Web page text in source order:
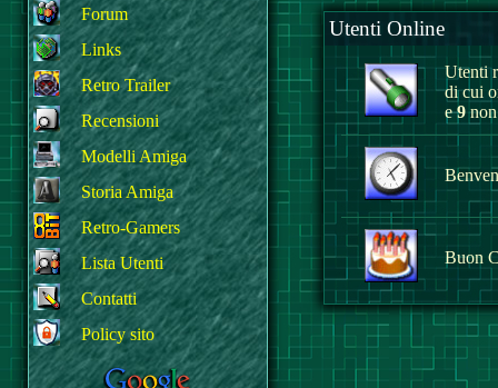
Forum
Links
Retro Trailer
Recensioni
Modelli Amiga
Storia Amiga
Retro-Gamers
Lista Utenti
Contatti
Policy sito
Utenti Online
Utenti
di cui
e9
Buon